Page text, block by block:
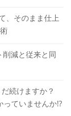
、そのまま仕上
削減と従来と同
続けますか？
ていませんか!?